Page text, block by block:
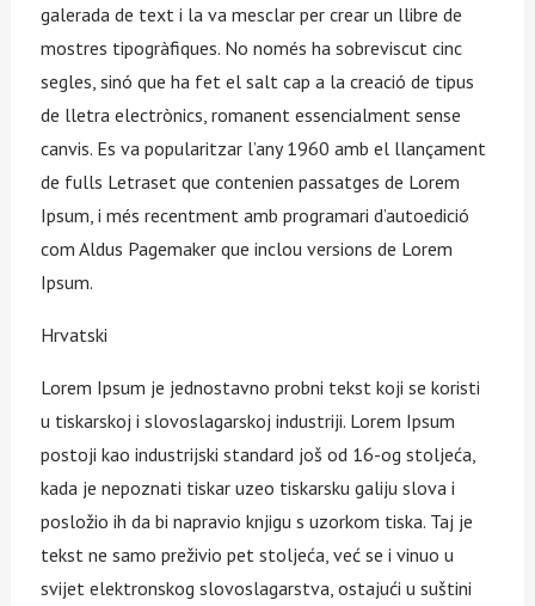
galerada de text i la va mesclar per crear un llibre de
mostres tipogràfiques. No només ha sobreviscut cinc
segles, sinó que ha fet el salt cap a la creació de tipus
de lletra electrònics, romanent essencialment sense
canvis. Es va popularitzar l’any 1960 amb el llançament
de fulls Letraset que contenien passatges de Lorem
Ipsum, i més recentment amb programari d’autoedició
com Aldus Pagemaker que inclou versions de Lorem
Ipsum.
Hrvatski
Lorem Ipsum je jednostavno probni tekst koji se koristi
u tiskarskoj i slovoslagarskoj industriji. Lorem Ipsum
postoji kao industrijski standard još od 16-og stoljeća,
kada je nepoznati tiskar uzeo tiskarsku galiju slova i
posložio ih da bi napravio knjigu s uzorkom tiska. Taj je
tekst ne samo preživio pet stoljeća, već se i vinuo u
svijet elektronskog slovoslagarstva, ostajući u suštini